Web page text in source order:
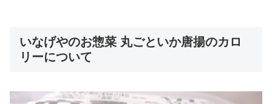
いなげやのお惣菜 丸ごといか唐揚のカロ
リーについて